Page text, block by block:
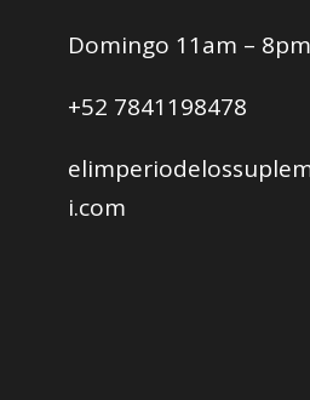
Domingo 11am – 8pm
+52 7841198478
i.com